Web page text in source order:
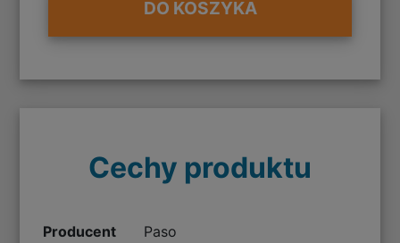
DO KOSZYKA
Cechy produktu
Producent Paso